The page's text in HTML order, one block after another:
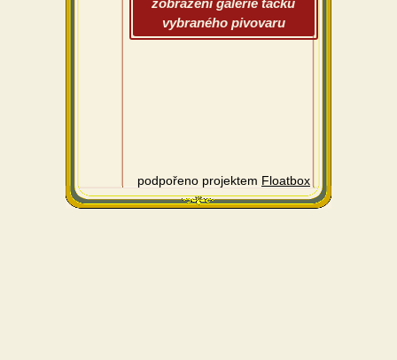
zobrazení galerie tácků
vybraného pivovaru
podpořeno projektem Floatbox